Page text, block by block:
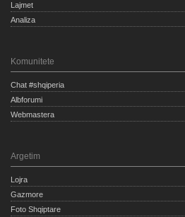
Lajmet
Analiza
Komunitete
Chat #shqiperia
Albforumi
Webmastera
Argetim
Lojra
Gazmore
Foto Shqiptare